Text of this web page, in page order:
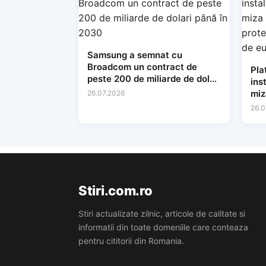
Samsung a semnat cu
Broadcom un contract de
peste 200 de miliarde de dolari
până în 2030
26.07.2026
Stiri.com.ro
Stiri actualizate zilnic, articole de calitate si
informatii din toate domeniile care conteaza
pentru cititorii din Romania.